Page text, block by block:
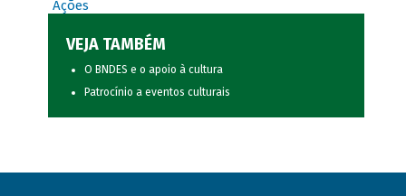
Ações
VEJA TAMBÉM
O BNDES e o apoio à cultura
Patrocínio a eventos culturais